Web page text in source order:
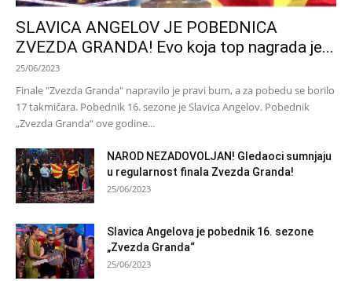
SLAVICA ANGELOV JE POBEDNICA
ZVEZDA GRANDA! Evo koja top nagrada je...
25/06/2023
Finale "Zvezda Granda" napravilo je pravi bum, a za pobedu se borilo
17 takmičara. Pobednik 16. sezone je Slavica Angelov. Pobednik
„Zvezda Granda“ ove godine...
NAROD NEZADOVOLJAN! Gledaoci sumnjaju
u regularnost finala Zvezda Granda!
25/06/2023
Slavica Angelova je pobednik 16. sezone
„Zvezda Granda“
25/06/2023